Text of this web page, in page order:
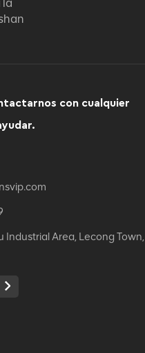
la
con cualquier
Industrial Area, Lecong Town,